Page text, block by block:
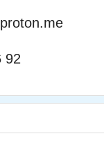
92